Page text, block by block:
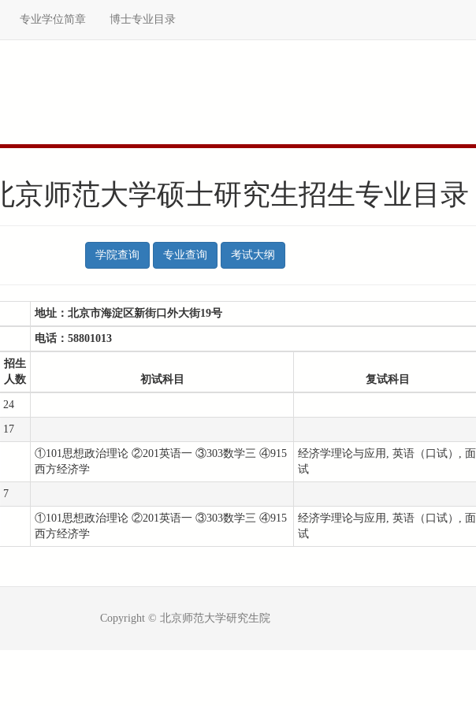
专业学位简章 博士专业目录
京师范大学硕士研究生招生专业目录
学院查询 专业查询 考试大纲
地址： 北京市海淀区新街口外大街19号
电话： 58801013
招生
人数
初试科目 复试科目
24
17
①101思想政治理论 ②201英语一 ③303数学三 ④915
西方经济学
经济学理论与应用, 英语（口试）, 面
试
7
①101思想政治理论 ②201英语一 ③303数学三 ④915
西方经济学
经济学理论与应用, 英语（口试）, 面
试
Copyright © 北京师范大学研究生院